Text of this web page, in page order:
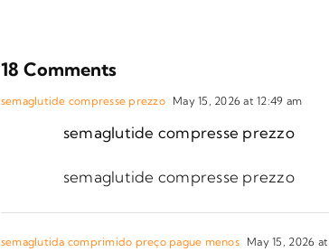
18 Comments
semaglutide compresse prezzo May 15, 2026 at 12:49 am
semaglutide compresse prezzo
semaglutide compresse prezzo
semaglutida comprimido preço pague menos May 15, 2026